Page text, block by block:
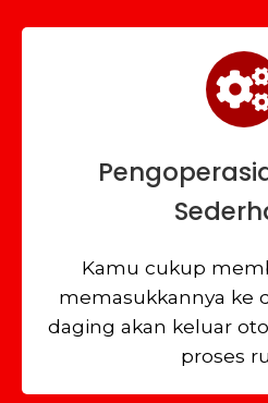
Kamu cukup
memasukkannya ke
daging akan keluar
proses